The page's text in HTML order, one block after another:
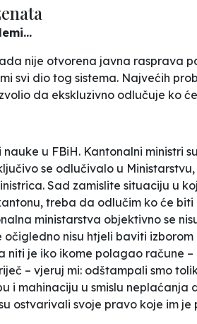
nije otvorena javna rasprava
svi dio tog sistema. Najvećih
da ekskluzivno odlučuje ko
u FBiH. Kantonalni ministri
se odlučivalo u
Sad zamislite situaciju u
treba da odlučim ko će
ministarstva objektivno se
nisu htjeli baviti
niti je iko ikome polagao račune
– vjeruj mi: odštampali smo
i mahinaciju u smislu neplaćanja
ostvarivali svoje pravo koje im je